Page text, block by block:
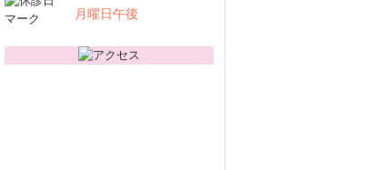
月曜日午後